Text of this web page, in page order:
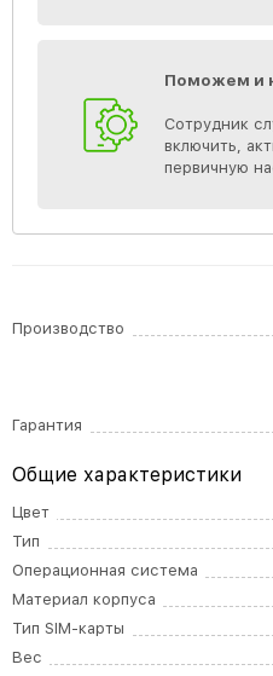
Поможем и
Сотрудник
включить,
первичную
Производство
Гарантия
Общие характеристики
Цвет
Тип
Операционная система
Материал корпуса
Тип SIM-карты
Вес